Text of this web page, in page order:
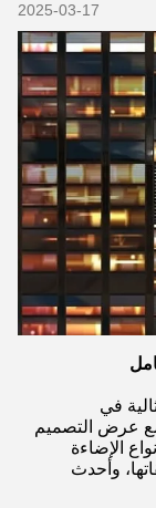
2025-03-17
في
مع عرض التصميم
الإضاءة
وأحدث